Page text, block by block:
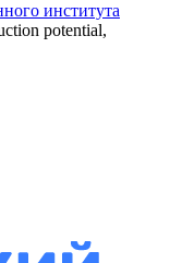
института
potential,